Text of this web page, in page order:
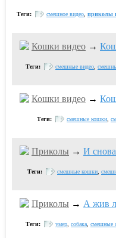
Теги: смешное видео приколы
Кошки видео →
Теги: смешные видео
Кошки видео →
Теги: смешные кошки
Приколы → И
Теги: смешные кошки
Приколы → А жив
Теги: умер собака смешные